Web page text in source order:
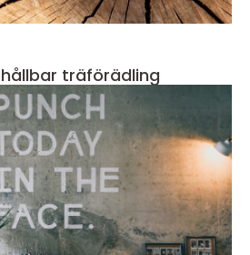
i hållbar träförädling